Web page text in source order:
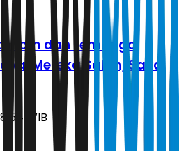
dan Lembaga
Mereka Salah, Saya
WIB